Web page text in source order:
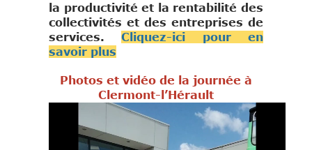
la productivité et la rentabilité des
collectivités et des entreprises de
services.Cliquez-ici pour en
savoir plus
Photos et vidéo de la journée à
Clermont-l’Hérault